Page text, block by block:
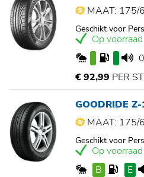
MAAT: 175/
Geschikt voor
Op voorraad
€ 92,99 PER
GOODRIDE
MAAT: 175/
Geschikt voor
Op voorraad
B
E